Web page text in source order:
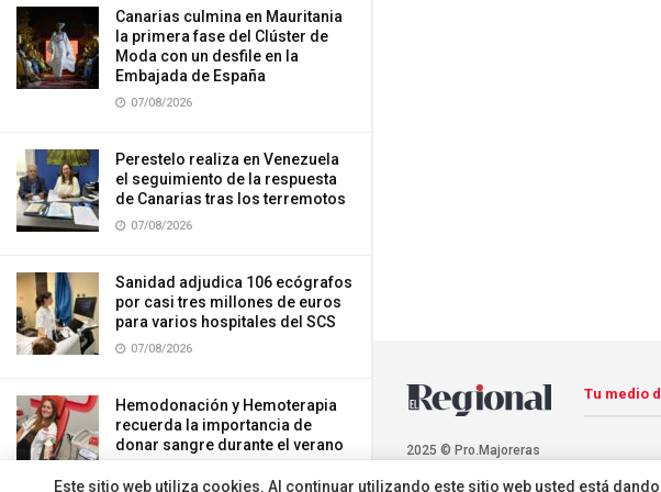
Canarias culmina en Mauritania
la primera fase del Clúster de
Moda con un desfile en la
Embajada de España
07/08/2026
Perestelo realiza en Venezuela
el seguimiento de la respuesta
de Canarias tras los terremotos
07/08/2026
Sanidad adjudica 106 ecógrafos
por casi tres millones de euros
para varios hospitales del SCS
07/08/2026
Hemodonación y Hemoterapia
recuerda la importancia de
donar sangre durante el verano
2025 © Pro.Majoreras
Tu medio
Este sitio web utiliza cookies. Al continuar utilizando este sitio web usted está